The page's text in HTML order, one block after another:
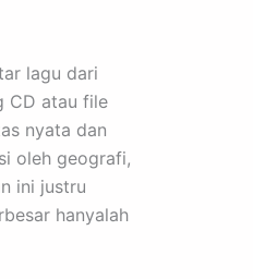
lagu dari
CD atau file
nyata dan
oleh geografi,
ini justru
hanyalah